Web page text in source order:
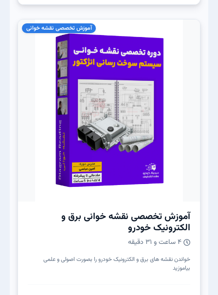
آموزش تخصصی نقشه خوانی
آموزش تخصصی نقشه خوانی برق و
الکترونیک خودرو
۴ ساعت و ۳۱ دقیقه
خواندن نقشه های برق و الکترونیک خودرو را بصورت اصولی و علمی
بیاموزید